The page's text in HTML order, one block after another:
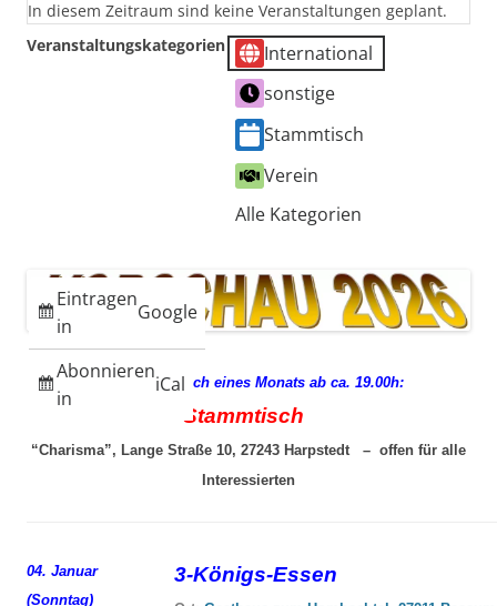
In diesem Zeitraum sind keine Veranstaltungen geplant.
Veranstaltungskategorien
International
sonstige
Stammtisch
Verein
Alle Kategorien
Eintragen
in
Google
Abonnieren
in
iCal
jeden 3. Mittwoch eines Monats ab ca. 19.00h:
Stammtisch
“Charisma”, Lange Straße 10, 27243 Harpstedt – offen für alle
Interessierten
04. Januar
(Sonntag)
3-Königs-Essen